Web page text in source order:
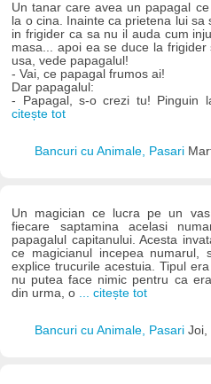
Un tanar care avea un papagal
la o cina. Inainte ca prietena lui sa
in frigider ca sa nu il auda cum
masa... apoi ea se duce la
usa, vede papagalul!
- Vai, ce papagal frumos ai!
Dar papagalul:
- Papagal, s-o crezi tu! Pinguin
citește tot
Bancuri cu Animale, Pasari
Un magician ce lucra pe un
fiecare saptamina acelasi
papagalul capitanului. Acesta
ce magicianul incepea numarul,
explice trucurile acestuia. Tipul
nu putea face nimic pentru ca
din urma, o
... citește tot
Bancuri cu Animale, Pasari Joi,